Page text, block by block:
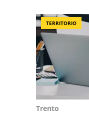
TERRITORIO
Trento